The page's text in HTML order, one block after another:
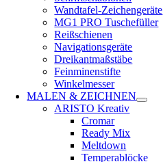
Wandtafel-Zeichengeräte
MG1 PRO Tuschefüller
Reißschienen
Navigationsgeräte
Dreikantmaßstäbe
Feinminenstifte
Winkelmesser
MALEN & ZEICHNEN
ARISTO Kreativ
Cromar
Ready Mix
Meltdown
Temperablöcke